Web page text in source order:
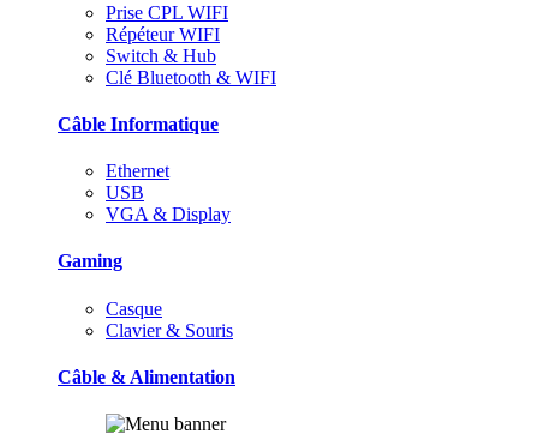
Prise CPL WIFI
Répéteur WIFI
Switch & Hub
Clé Bluetooth & WIFI
Câble Informatique
Ethernet
USB
VGA & Display
Gaming
Casque
Clavier & Souris
Câble & Alimentation